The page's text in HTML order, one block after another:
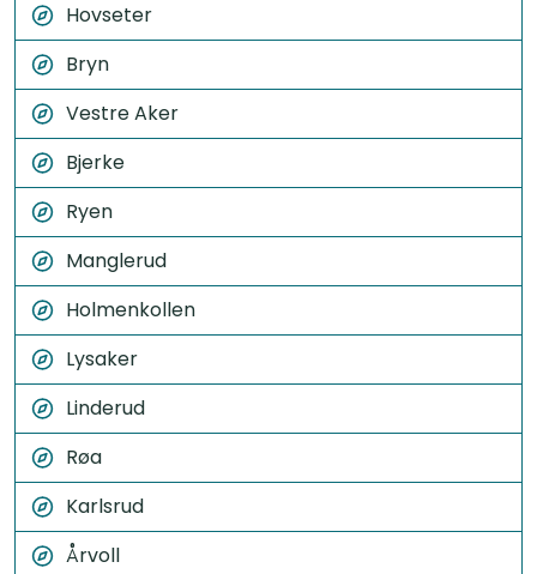
Hovseter
Bryn
Vestre Aker
Bjerke
Ryen
Manglerud
Holmenkollen
Lysaker
Linderud
Røa
Karlsrud
Årvoll